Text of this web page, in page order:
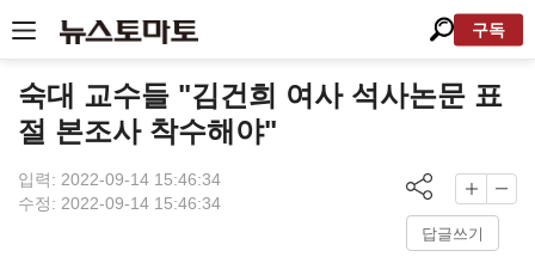
구독
숙대 교수들 "김건희 여사 석사논문 표
절 본조사 착수해야"
입력: 2022-09-14 15:46:34
수정: 2022-09-14 15:46:34
답글쓰기